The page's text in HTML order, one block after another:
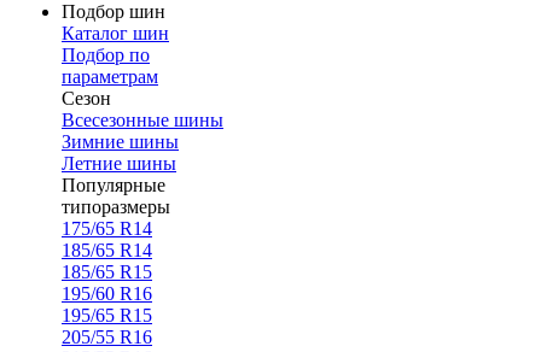
Подбор шин
Каталог шин
Подбор по
параметрам
Сезон
Всесезонные шины
Зимние шины
Летние шины
Популярные
типоразмеры
175/65 R14
185/65 R14
185/65 R15
195/60 R16
195/65 R15
205/55 R16